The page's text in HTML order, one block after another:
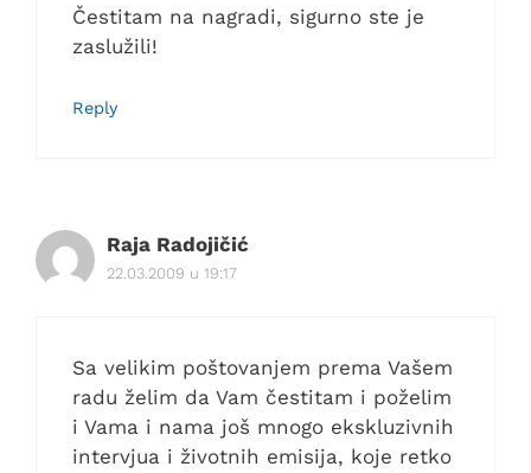
Čestitam na nagradi, sigurno ste je
zaslužili!
Reply
Raja Radojičić
22.03.2009 u 19:17
Sa velikim poštovanjem prema Vašem
radu želim da Vam čestitam i poželim
i Vama i nama još mnogo ekskluzivnih
intervjua i životnih emisija, koje retko